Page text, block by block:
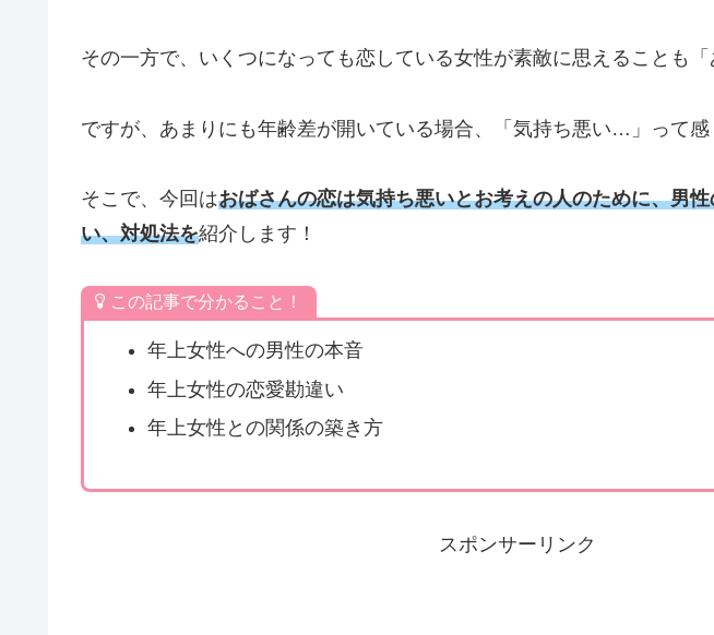
その一方で、いくつになっても恋している女性が素敵に思えることも「
ですが、あまりにも年齢差が開いている場合、「気持ち悪い…」って
そこで、今回はおばさんの恋は気持ち悪いとお考えの人のために、男
い、対処法を紹介します！
この記事で分かること！
年上女性への男性の本音
年上女性の恋愛勘違い
年上女性との関係の築き方
スポンサーリンク